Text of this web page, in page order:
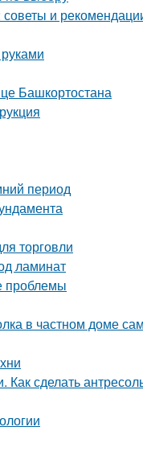
и
Башкортостана
период
торговли
ламинат
проблемы
в частном доме
сделать